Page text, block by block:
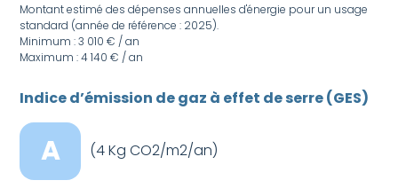
Montant estimé des dépenses annuelles d'énergie pour un usage
standard (année de référence : 2025).
Minimum : 3 010 € / an
Maximum : 4 140 € / an
Indice d’émission de gaz à effet de serre (GES)
A (4 Kg CO2/m2/an)